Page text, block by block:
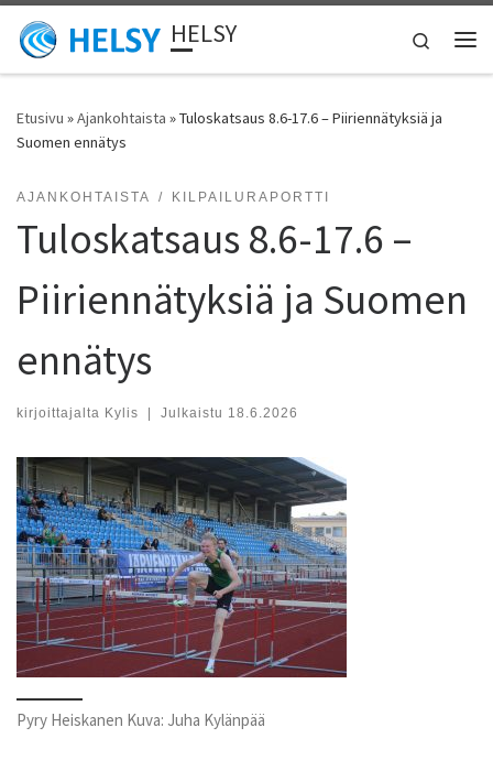
Skip to content HELSY
Search
Etusivu »Ajankohtaista »Tuloskatsaus 8.6-17.6 – Piiriennätyksiä ja
Suomen ennätys
AJANKOHTAISTA KILPAILURAPORTTI
Tuloskatsaus 8.6-17.6 –
Piiriennätyksiä ja Suomen
ennätys
kirjoittajalta Kylis | Julkaistu 18.6.2026
Pyry Heiskanen Kuva: Juha Kylänpää